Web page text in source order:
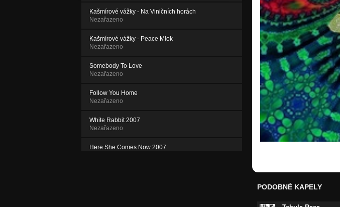
Kašmírové vážky - Na Viničních horách
Nezařazeno
Kašmírové vážky - Peace Mlok
Nezařazeno
Somebody To Love
Nezařazeno
Follow You Home
Nezařazeno
White Rabbit 2007
Nezařazeno
Here She Comes Now 2007
PODOBNÉ KAPELY